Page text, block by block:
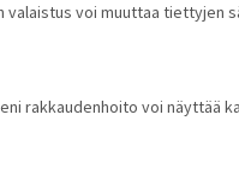
valaistus voi muuttaa tiettyjen
rakkaudenhoito voi näyttää